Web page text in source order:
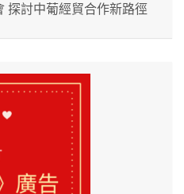
探討中葡經貿合作新路徑